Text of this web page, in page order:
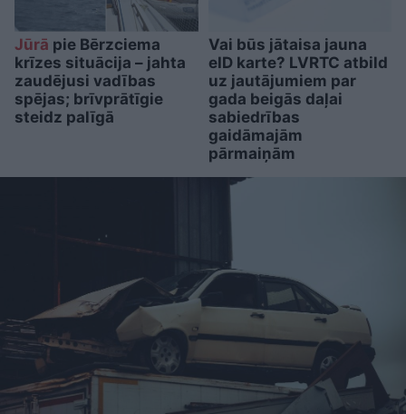
Jūrā pie Bērzciema
krīzes situācija – jahta
zaudējusi vadības
spējas; brīvprātīgie
steidz palīgā
Vai būs jātaisa jauna
eID karte? LVRTC atbild
uz jautājumiem par
gada beigās daļai
sabiedrības
gaidāmajām
pārmaiņām